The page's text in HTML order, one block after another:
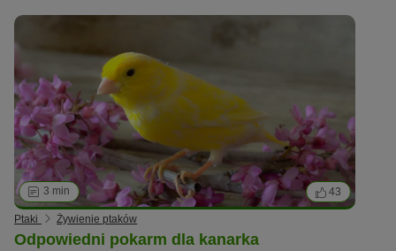
3 min 43
Ptaki Żywienie ptaków
Odpowiedni pokarm dla kanarka